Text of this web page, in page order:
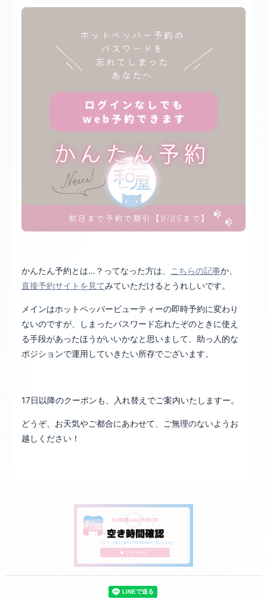
かんたん予約とは…？ってなった方は、 こちらの記事か、
直接予約サイトを見てみていただけるとうれしいです。
メインはホットペッパービューティーの即時予約に変わり
ないのですが、しまったパスワード忘れたぞのときに使え
る手段があったほうがいいかなと思いまして、助っ人的な
ポジションで運用していきたい所存でございます。
17日以降のクーポンも、入れ替えでご案内いたしますー。
どうぞ、お天気やご都合にあわせて、ご無理のないようお
越しください！